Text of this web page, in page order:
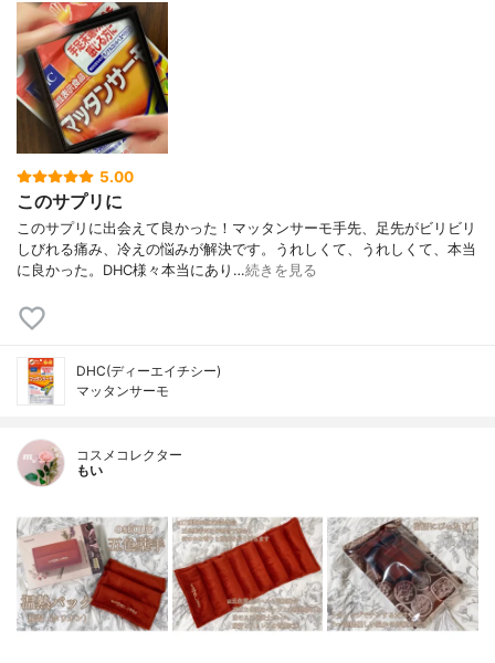
5.00
このサプリに
このサプリに出会えて良かった！マッタンサーモ手先、足先がビリビリ
しびれる痛み、冷えの悩みが解決です。うれしくて、うれしくて、本当
に良かった。DHC様々本当にあり…続きを見る
DHC(ディーエイチシー)
マッタンサーモ
コスメコレクター
もい